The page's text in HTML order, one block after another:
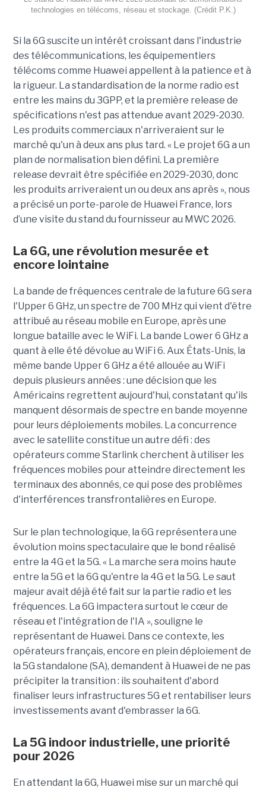
technologies en télécoms, réseau et stockage. (Crédit P.K.)
Si la 6G suscite un intérêt croissant dans l'industrie
des télécommunications, les équipementiers
télécoms comme Huawei appellent à la patience et à
la rigueur. La standardisation de la norme radio est
entre les mains du 3GPP, et la première release de
spécifications n'est pas attendue avant 2029-2030.
Les produits commerciaux n'arriveraient sur le
marché qu'un à deux ans plus tard. « Le projet 6G a un
plan de normalisation bien défini. La première
release devrait être spécifiée en 2029-2030, donc
les produits arriveraient un ou deux ans après », nous
a précisé un porte-parole de Huawei France, lors
d’une visite du stand du fournisseur au MWC 2026.
La 6G, une révolution mesurée et
encore lointaine
La bande de fréquences centrale de la future 6G sera
l'Upper 6 GHz, un spectre de 700 MHz qui vient d'être
attribué au réseau mobile en Europe, après une
longue bataille avec le WiFi. La bande Lower 6 GHz a
quant à elle été dévolue au WiFi 6. Aux États-Unis, la
même bande Upper 6 GHz a été allouée au WiFi
depuis plusieurs années : une décision que les
Américains regrettent aujourd'hui, constatant qu'ils
manquent désormais de spectre en bande moyenne
pour leurs déploiements mobiles. La concurrence
avec le satellite constitue un autre défi : des
opérateurs comme Starlink cherchent à utiliser les
fréquences mobiles pour atteindre directement les
terminaux des abonnés, ce qui pose des problèmes
d'interférences transfrontalières en Europe.
Sur le plan technologique, la 6G représentera une
évolution moins spectaculaire que le bond réalisé
entre la 4G et la 5G. « La marche sera moins haute
entre la 5G et la 6G qu'entre la 4G et la 5G. Le saut
majeur avait déjà été fait sur la partie radio et les
fréquences. La 6G impactera surtout le cœur de
réseau et l'intégration de l'IA », souligne le
représentant de Huawei. Dans ce contexte, les
opérateurs français, encore en plein déploiement de
la 5G standalone (SA), demandent à Huawei de ne pas
précipiter la transition : ils souhaitent d'abord
finaliser leurs infrastructures 5G et rentabiliser leurs
investissements avant d'embrasser la 6G.
La 5G indoor industrielle, une priorité
pour 2026
En attendant la 6G, Huawei mise sur un marché qui